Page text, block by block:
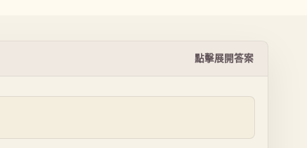
點擊展開答案